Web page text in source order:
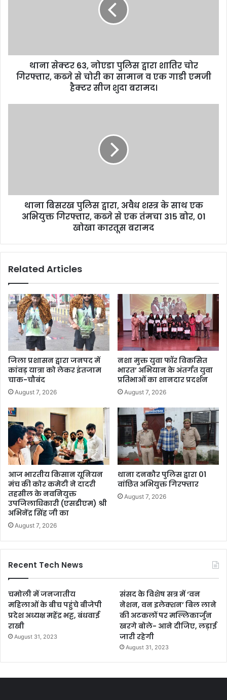
थाना सेक्टर 63, नोएडा पुलिस द्वारा शातिर चोर
गिरफ्तार, कब्जे से चोरी का सामान व एक गाडी एमजी
हैक्टर सीज शुदा बरामद।
थाना बिसरख पुलिस द्वारा, अवैध शस्त्र के साथ एक
अभियुक्त गिरफ्तार, कब्जे से एक तंमचा 315 बोर, 01
खोखा कारतूस बरामद
Related Articles
जिला प्रशासन द्वारा जनपद में
कांवड़ यात्रा को लेकर इंतजाम
चाक-चौबंद
August 7, 2026
नशा मुक्त युवा फॉर विकसित
भारत’ अभियान के अंतर्गत युवा
प्रतिभाओं का शानदार प्रदर्शन
August 7, 2026
आज भारतीय किसान यूनियन
मंच की कोर कमेटी ने दादरी
तहसील के नवनियुक्त
उपजिलाधिकारी (एसडीएम) श्री
अभिनेंद्र सिंह जी का
August 7, 2026
थाना दनकौर पुलिस द्वारा 01
वांछित अभियुक्त गिरफ्तार
August 7, 2026
Recent Tech News
चमोली में जनजातीय
महिलाओं के बीच पहुंचे बीजेपी
प्रदेश अध्यक्ष महेंद्र भट्ट, बंधवाई
राखी
August 31, 2023
संसद के विशेष सत्र में ‘वन
नेशन, वन इलेक्शन’ बिल लाने
की अटकलों पर मल्लिकार्जुन
खरगे बोले- आने दीजिए, लड़ाई
जारी रहेगी
August 31, 2023